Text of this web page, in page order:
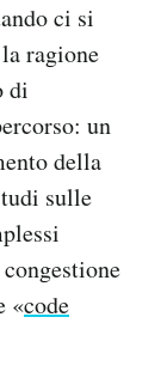
ci si
ragione
di
un
della
sulle
«code